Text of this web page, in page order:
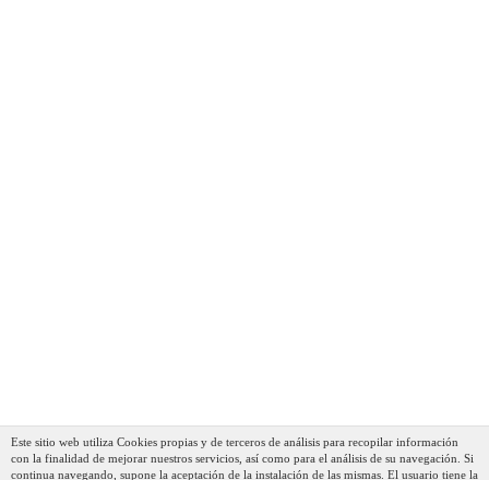
Este sitio web utiliza Cookies propias y de terceros de análisis para recopilar información
con la finalidad de mejorar nuestros servicios, así como para el análisis de su navegación. Si
continua navegando, supone la aceptación de la instalación de las mismas. El usuario tiene la